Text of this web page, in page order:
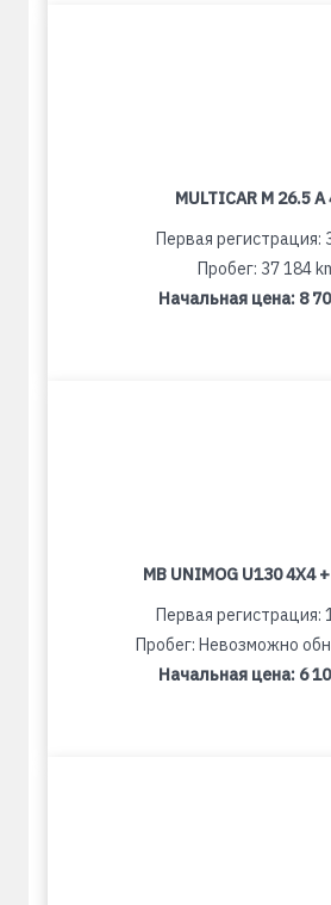
MULTICAR M 26.5 A
Первая регистрация:
Пробег: 37 184
Начальная цена: 8
MB UNIMOG U130 4X4
Первая регистрация:
Пробег: Невозможно
Начальная цена: 6